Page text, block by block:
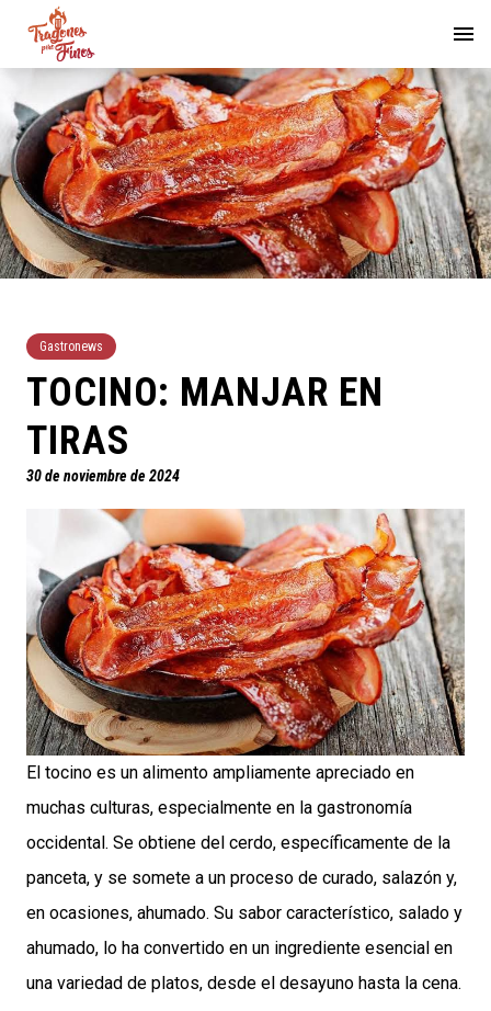
Gastronews
TOCINO: MANJAR EN
TIRAS
30 de noviembre de 2024
El tocino es un alimento ampliamente apreciado en
muchas culturas, especialmente en la gastronomía
occidental. Se obtiene del cerdo, específicamente de la
panceta, y se somete a un proceso de curado, salazón y,
en ocasiones, ahumado. Su sabor característico, salado y
ahumado, lo ha convertido en un ingrediente esencial en
una variedad de platos, desde el desayuno hasta la cena.